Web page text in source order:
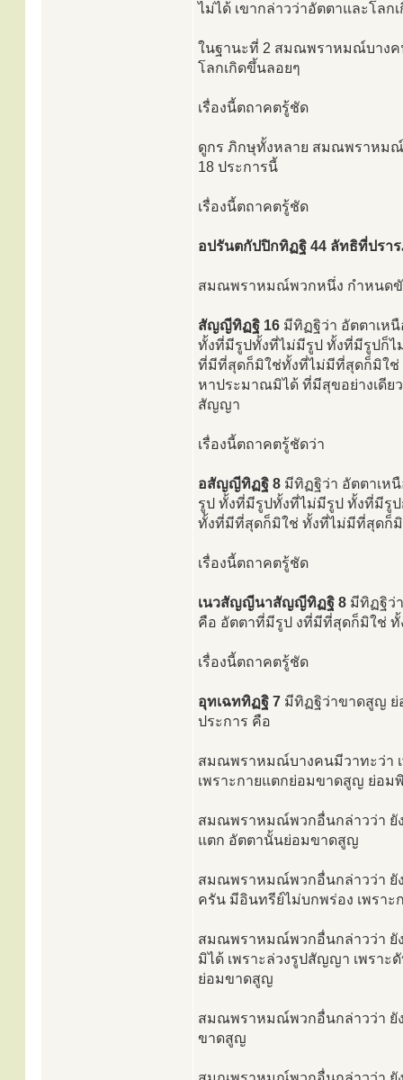
ไม่ได้ เขากล่าวว่าอัตตาและโล
ในฐานะที่ 2 สมณพราหมณ์บางค
โลกเกิดขึ้นลอยๆ
เรื่องนี้ตถาคตรู้ชัด
ดูกร ภิกษุทั้งหลาย สมณพราหมณ์
18 ประการนี้
เรื่องนี้ตถาคตรู้ชัด
อปรันตกัปปิกทิฏฐิ 44 ลัทธิที่ปรา
สมณพราหมณ์พวกหนึ่ง กำหนดขั
สัญญีทิฏฐิ 16 มีทิฏฐิว่า อัตตาเห
ทั้งที่มีรูปทั้งที่ไม่มีรูป ทั้งที่มีรูปก็
ที่มีที่สุดก็มิใช่ทั้งที่ไม่มีที่สุดก็มิใ
หาประมาณมิได้ ที่มีสุขอย่างเดี
สัญญา
เรื่องนี้ตถาคตรู้ชัดว่า
อสัญญีทิฏฐิ 8 มีทิฏฐิว่า อัตตาเห
รูป ทั้งที่มีรูปทั้งที่ไม่มีรูป ทั้งที่มี
ทั้งที่มีที่สุดก็มิใช่ ทั้งที่ไม่มีที่สุดก็
เรื่องนี้ตถาคตรู้ชัด
เนวสัญญีนาสัญญีทิฏฐิ 8 มีทิฏฐิว่
คือ อัตตาที่มีรูป งที่มีที่สุดก็มิใช่
เรื่องนี้ตถาคตรู้ชัด
อุทเฉททิฏฐิ 7 มีทิฏฐิว่าขาดสูญ ย่
ประการ คือ
สมณพราหมณ์บางคนมีวาทะว่า เ
เพราะกายแตกย่อมขาดสูญ ย่อม
สมณพราหมณ์พวกอื่นกล่าวว่า ยัง
แตก อัตตานั้นย่อมขาดสูญ
สมณพราหมณ์พวกอื่นกล่าวว่า ยั
ครัน มีอินทรีย์ไม่บกพร่อง เพรา
สมณพราหมณ์พวกอื่นกล่าวว่า ยั
มิได้ เพราะล่วงรูปสัญญา เพรา
ย่อมขาดสูญ
สมณพราหมณ์พวกอื่นกล่าวว่า ยั
ขาดสูญ